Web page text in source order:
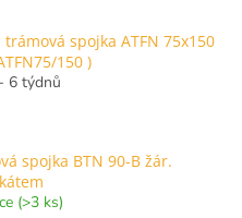
trámová spojka ATFN 75x150
150 )
6 týdnů
spojka BTN 90-B žár.
(>3 ks)